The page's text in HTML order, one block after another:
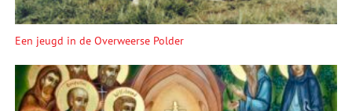
Een jeugd in de Overweerse Polder